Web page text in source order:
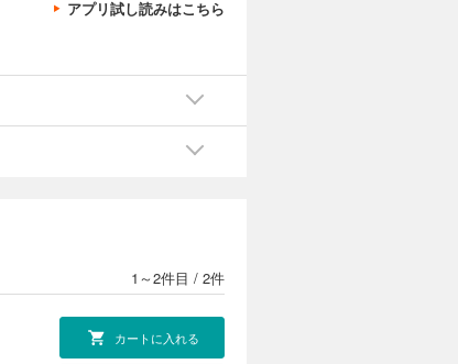
アプリ試し読みはこちら
1～2件目 / 2件
カートに入れる